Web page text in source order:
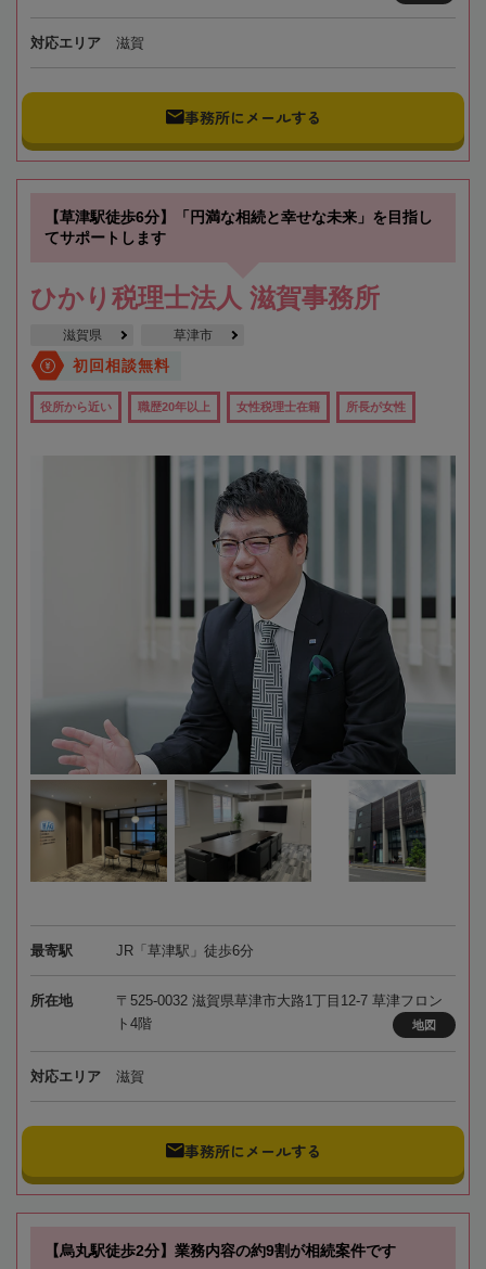
対応エリア 滋賀
事務所にメールする
【草津駅徒歩6分】「円満な相続と幸せな未来」を目指し
てサポートします
ひかり税理士法人 滋賀事務所
滋賀県 草津市
初回相談無料
役所から近い 職歴20年以上 女性税理士在籍 所長が女性
最寄駅 JR「草津駅」徒歩6分
所在地
〒525-0032 滋賀県草津市大路1丁目12-7 草津フロン
ト4階
地図
対応エリア 滋賀
事務所にメールする
【烏丸駅徒歩2分】業務内容の約9割が相続案件です